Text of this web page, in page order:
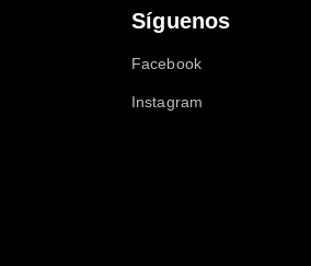
Síguenos
Facebook
Instagram